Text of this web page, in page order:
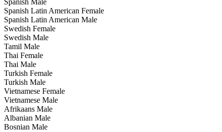
Spanish Male
Spanish Latin American Female
Spanish Latin American Male
Swedish Female
Swedish Male
Tamil Male
Thai Female
Thai Male
Turkish Female
Turkish Male
Vietnamese Female
Vietnamese Male
Afrikaans Male
Albanian Male
Bosnian Male